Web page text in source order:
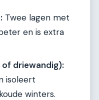
Twee lagen met
en is extra
driewandig):
isoleert
winters.